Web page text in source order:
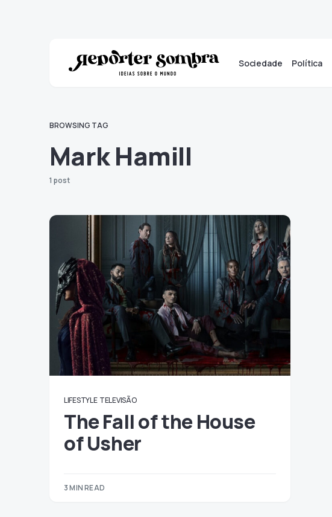
Sociedade Política
BROWSING TAG
Mark Hamill
1 post
LIFESTYLE TELEVISÃO
The Fall of the House
of Usher
3 MIN READ